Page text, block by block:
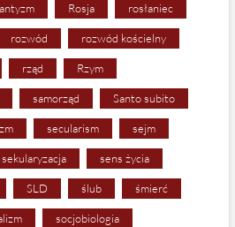
Rosja rosłaniec
rozwód rozwód kościelny
rząd Rzym
samorząd Santo subito
secularism sejm
sekularyzacja sens życia
SLD ślub śmierć
socjobiologia